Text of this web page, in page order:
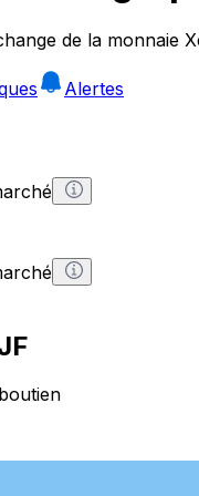
de la monnaie
Alertes